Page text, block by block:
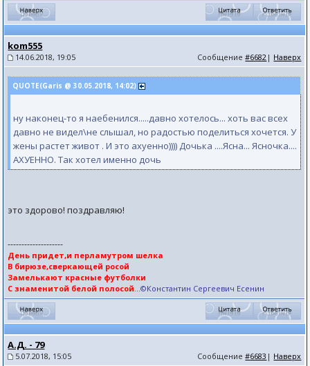
kom555
14.06.2018, 19:05 Сообщение#6682 | Наверх
QUOTE(Garis @ 30.05.2018, 14:02)
ну наконец-то я наебенился.....давно хотелось... хоть вас всех
давно не видел\не слышал, но радостью поделиться хочется. У
жены растет живот . И это ахуенно)))) Дочька ....Ясна... Ясночка....
АХУЕННО. Так хотел именно дочь
это здорово! поздравляю!
--------------------
День придет,и перламутром шелка
В бирюзе,сверкающей росой
Замелькают красные футболки
С знаменитой белой полосой...©Константин Сергеевич Есенин
А.Д. - 79
5.07.2018, 15:05 Сообщение#6683 | Наверх